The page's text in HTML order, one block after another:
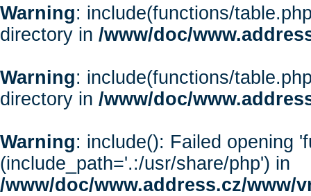
Warning: include(functions/
directory in /www/doc/
Warning: include(functions/
directory in /www/doc/
Warning: include(): Failed opening
(include_path='.:/usr/share/php') in
/www/doc/www.address.cz/www/